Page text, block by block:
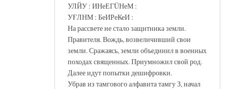
УЛЙУ : ИНеЕГÜНеМ :
УҒЛНМ : БеИРеКеИ :
На рассвете не стало защитника земли.
Правителя. Вождь, возвеличивший свои
земли. Сражаясь, земли объединил в военных
походах священных. Приумножил свой род.
Далее идут попытки дешифровки.
Убрав из тамгового алфавита тамгу З, начал